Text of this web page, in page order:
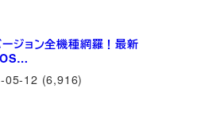
ージョン全機種網羅！最新
05-12 (6,916)